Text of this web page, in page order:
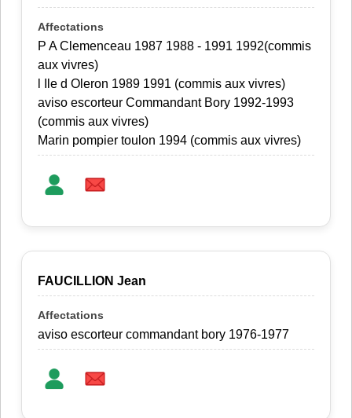
P A Clemenceau 1987 1988 - 1991 1992(commis
aux vivres)
l Ile d Oleron 1989 1991 (commis aux vivres)
aviso escorteur Commandant Bory 1992-1993
(commis aux vivres)
Marin pompier toulon 1994 (commis aux vivres)
FAUCILLION Jean
aviso escorteur commandant bory 1976-1977